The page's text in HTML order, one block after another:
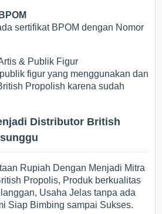
sertifikat BPOM dengan Nomor
& Publik Figur
figur yang menggunakan dan
Propolish karena sudah
Distributor British
Rupiah Dengan Menjadi Mitra
Propolis, Produk berkualitas
Usaha Jelas tanpa ada
Siap Bimbing sampai Sukses.